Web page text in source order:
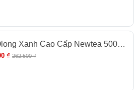
Xanh Cao Cấp Newtea 500g -
Long Nhãn, Olong Sữa
₫ 262.500 ₫